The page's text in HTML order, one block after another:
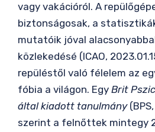
vagy vakációról. A
biztonságosak, a
mutatóik jóval
közlekedésé (ICAO,
repüléstől való félelem az
fóbia a világon. Egy Brit
által kiadott tanulmány
szerint a felnőttek mintegy